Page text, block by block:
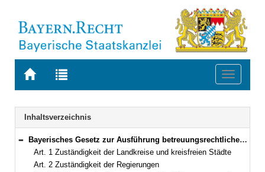
Zur
BAYERN.RECHT
Zur
letzten
Suche
Toggle
Navigation
Inhaltsverzeichnis
Bereich reduzieren
Bayerisches Gesetz zur Ausführung betreuungsrechtlicher Vorschriften (BayAGBtG) Vom 27. Dezember 1991 (GVBl.S. 496) BayRS 404-1-J (Art. 1–7)
Art. 1 Zuständigkeit der Landkreise und kreisfreien Städte
Art. 2 Zuständigkeit der Regierungen